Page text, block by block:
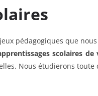
pédagogiques que
scolaires de
Nous étudierons